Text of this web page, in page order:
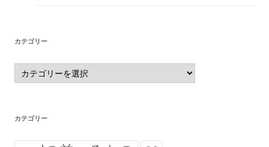
カテゴリー
カ
テ
ゴ
カテゴリー